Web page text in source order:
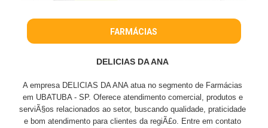
FARMÁCIAS
DELICIAS DA ANA
A empresa DELICIAS DA ANA atua no segmento de Farmácias
em UBATUBA - SP. Oferece atendimento comercial, produtos e
serviÃ§os relacionados ao setor, buscando qualidade, praticidade
e bom atendimento para clientes da regiÃ£o. Entre em contato